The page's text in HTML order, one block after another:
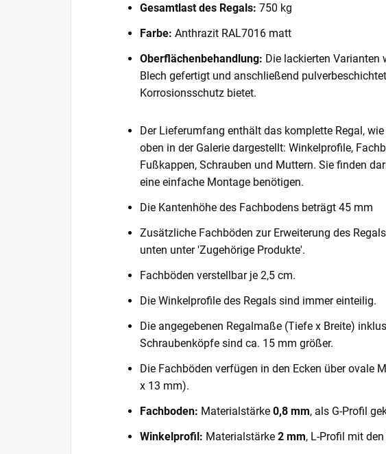
Gesamtlast des Regals: 750 kg
Farbe: Anthrazit RAL7016 matt
Oberflächenbehandlung: Die lackierten Varianten
Blech gefertigt und anschließend
Korrosionsschutz bietet.
Der Lieferumfang enthält das komplette Regal,
oben in der Galerie dargestellt: Winkelprofile,
Fußkappen, Schrauben und Muttern. Sie finden
eine einfache Montage benötigen.
Die Kantenhöhe des Fachbodens beträgt 45 mm
Zusätzliche Fachböden zur Erweiterung des
unten unter 'Zugehörige Produkte'.
Fachböden verstellbar je 2,5 cm.
Die Winkelprofile des Regals sind immer einteilig.
Die angegebenen Regalmaße (Tiefe x Breite)
Schraubenköpfe sind ca. 15 mm größer.
Die Fachböden verfügen in den Ecken über ovale
x 13 mm).
Fachboden: Materialstärke 0,8 mm, als G-Profil
Winkelprofil: Materialstärke 2 mm, L-Profil mit